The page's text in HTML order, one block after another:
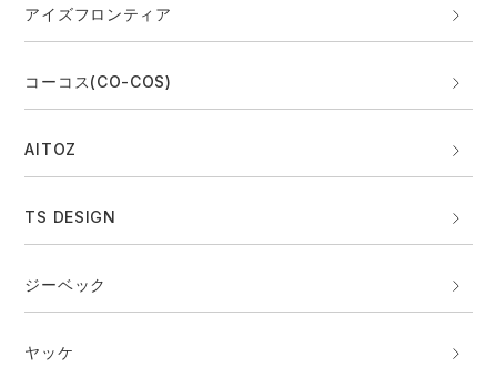
住商モンブラン ジーベック
アタックベース サンエス
中塚被服 イーブンリバー
シモン スターライト工業
トムス ロゴスコーポレーション
アイズフロンティア
コーコス(CO-COS)
AITOZ
TS DESIGN
ジーベック
ヤッケ